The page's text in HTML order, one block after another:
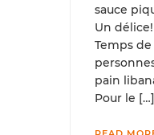
sauce
Un
Temps
pain
Pour le […]